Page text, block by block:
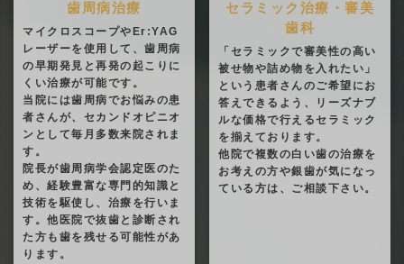
歯周病治療
マイクロスコープやEr:YAG
レーザーを使用して、歯周病
の早期発見と再発の起こりに
くい治療が可能です。
当院には歯周病でお悩みの患
者さんが、セカンドオピニオ
ンとして毎月多数来院されま
す。
院長が歯周病学会認定医のた
め、経験豊富な専門的知識と
技術を駆使し、治療を行いま
す。他医院で抜歯と診断され
た方も歯を残せる可能性があ
ります。
セラミック治療・審美
歯科
「セラミックで審美性の高い
被せ物や詰め物を入れたい」
という患者さんのご希望にお
答えできるよう、リーズナブ
ルな価格で行えるセラミック
を揃えております。
他院で複数の白い歯の治療を
お考えの方や銀歯が気になっ
ている方は、ご相談下さい。